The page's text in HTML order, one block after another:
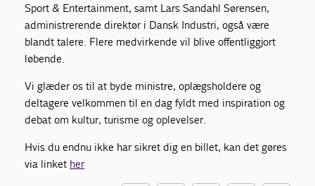
Sport & Entertainment, samt Lars Sandahl Sørensen,
administrerende direktør i Dansk Industri, også være
blandt talere. Flere medvirkende vil blive offentliggjort
løbende.
Vi glæder os til at byde ministre, oplægsholdere og
deltagere velkommen til en dag fyldt med inspiration og
debat om kultur, turisme og oplevelser.
Hvis du endnu ikke har sikret dig en billet, kan det gøres
via linket her